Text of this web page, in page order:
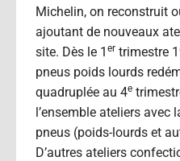
Michelin, on reconstruit
ajoutant de nouveaux
site. Dès le 1 er trimestre
pneus poids lourds
quadruplée au 4e
l’ensemble ateliers avec
pneus (poids-lourds et
D’autres ateliers